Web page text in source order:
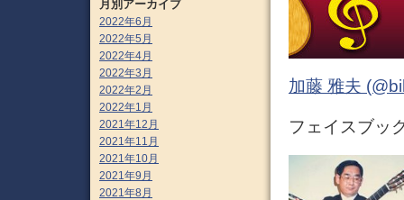
加藤 雅夫
フェイスブッ
月別アーカイブ
2022年6月
2022年5月
2022年4月
2022年3月
2022年2月
2022年1月
2021年12月
2021年11月
2021年10月
2021年9月
2021年8月